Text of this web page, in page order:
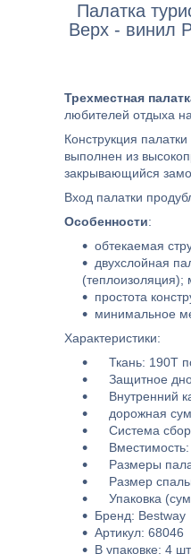
Палатка
Верх - винил
Трехместная
любителей отдыха
Конструкция
выполнен из
закрывающийся
Вход палатки
Особенности:
обтекаемая
двухслойная
(теплоизоляция);
простота
минимальное
Характеристики:
Ткань: 190T
Защитное
Внутренний
дорожная
Система
Вместимость:
Размеры
Размер
Упаковка
Бренд: Bestway
Артикул: 68046
В упаковке: 4 шт